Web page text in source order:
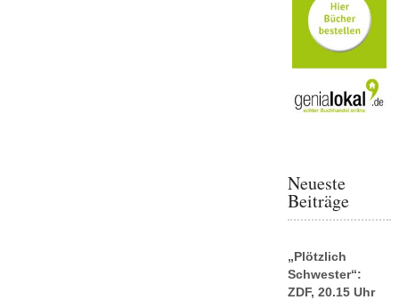
Neueste
Beiträge
„Plötzlich
Schwester“:
ZDF, 20.15 Uhr